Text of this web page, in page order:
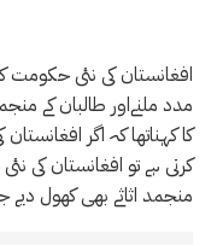
افغانستان کی نئی حکومت
مدد ملنےاور طالبان کے
کا کہناتھا کہ اگر
کرتی ہے تو افغانستان کی
منجمد اثاثے بھی کھول دیے